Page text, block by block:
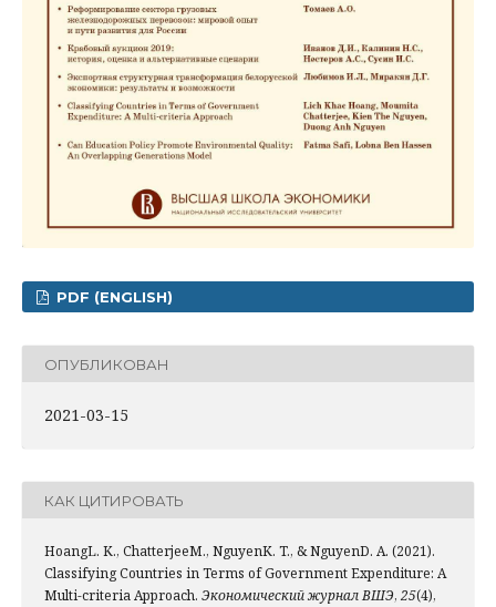
PDF (ENGLISH)
ОПУБЛИКОВАН
2021-03-15
КАК ЦИТИРОВАТЬ
HoangL. K., ChatterjeeM., NguyenK. T., & NguyenD. A. (2021).
Classifying Countries in Terms of Government Expenditure: A
Multi-criteria Approach. Экономический журнал ВШЭ, 25(4),